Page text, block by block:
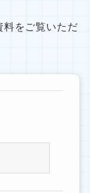
料をご覧いただ